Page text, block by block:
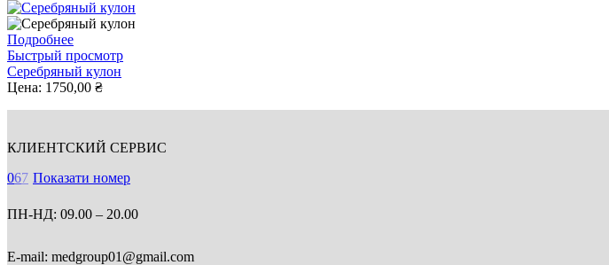
Подробнее
Быстрый просмотр
Серебряный кулон
Цена: 1750,00 ₴
КЛИЕНТСКИЙ СЕРВИС
067 Показати номер
ПН-НД: 09.00 – 20.00
E-mail: medgroup01@gmail.com